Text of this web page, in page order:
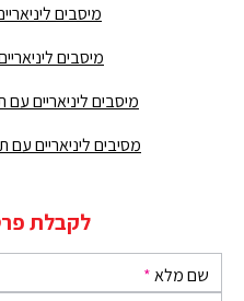
מיסבים
מיסבים
מיסבים ליניאריים
מסיבים ליניאריים עם
לקבלת
שם מלא*